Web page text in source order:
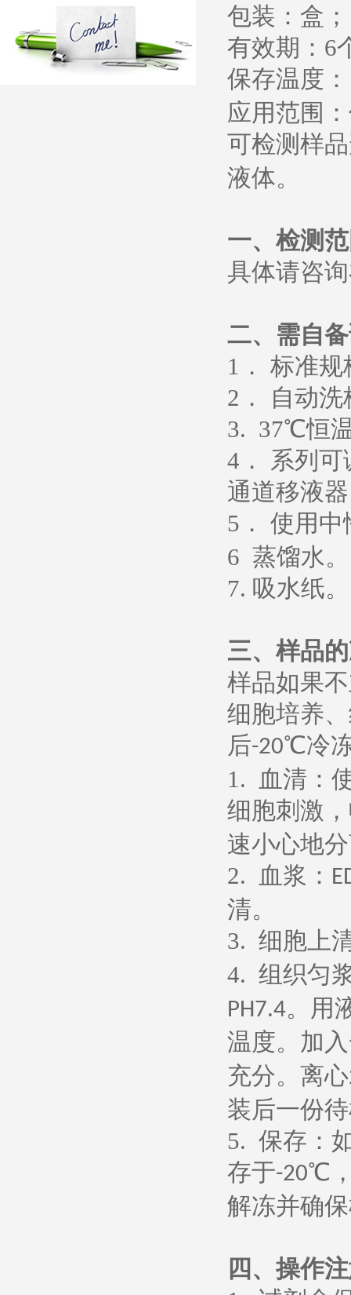
包装：盒；
有效期： 6
保存温度 ：
应用范围
可检测样
液体。
一、检测
具体请咨
二、需自
1 ． 标准
2 ． 自动
3. 37℃恒
4 ． 系列
通道移液
5 ． 使用中
6 蒸馏水。
7. 吸水纸。
三、样品
样品如果
细胞培养
后-20℃冷
1.
血清：
细胞刺激
速小心地
2.
血浆：
清。
3. 细胞上
4. 组织匀
PH7.4。用
温度。加
充分。离心
装后一份
5. 保存：
存于-20℃
解冻并确
四、操作